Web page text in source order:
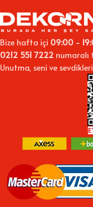
Bize hafta içi 09:00 -
0212 551 7222
Unutma, seni ve